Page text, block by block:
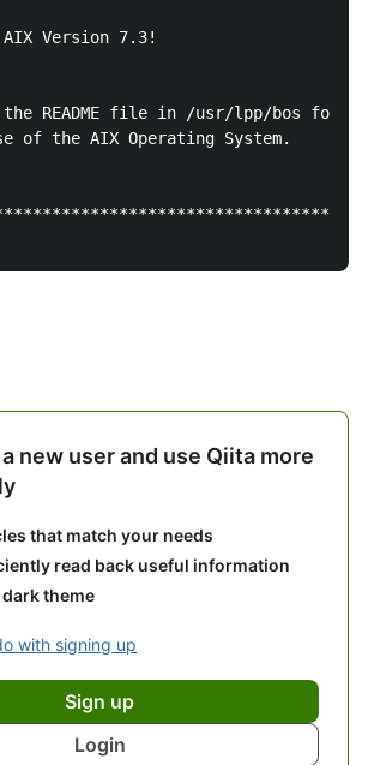
to AIX Version 7.3!
the README file in /usr/lpp/bos for
of the AIX Operating
new user and use Qiita more
that match your needs
read back useful information
theme
with signing up
Sign up
Login